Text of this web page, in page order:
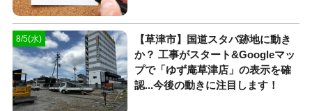
8/5(水)
【草津市】国道スタバ跡地に動き
か？ 工事がスタート&Googleマッ
プで「ゆず庵草津店」の表示を確
認...今後の動きに注目します！